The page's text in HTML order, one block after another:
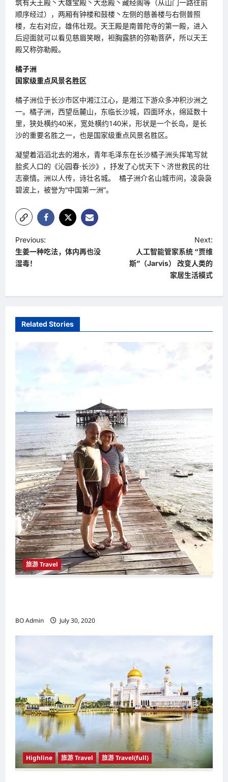
筑有天王殿丶大雄宝殿丶大悲殿丶藏经阁等（从山门一路往前
顺序经过），两厢有钟楼和鼓楼丶左侧的慈善楼与右侧普照
楼，左右对应，雄伟壮观。天王殿是南普陀寺的第一殿，进入
后迎面就可以看见慈眉笑眼，袒胸露脐的弥勒菩萨，所以天王
殿又称弥勒殿。
橘子洲
国家级重点风景名胜区
橘子洲位于长沙市区中湘江江心，是湘江下游众多冲积沙洲之
一。橘子洲，西望岳麓山，东临长沙城，四面环水，绵延数十
里，狭处横约40米，宽处横约140米，形状是一个长岛，是长
沙的重要名胜之一，也是国家级重点风景名胜区。
凝望着滔滔北去的湘水，青年毛泽东在长沙橘子洲头挥笔写就
脍炙人口的《沁园春·长沙》，抒发了心忧天下丶济世救民的壮
志豪情。洲以人传，诗壮名城。 橘子洲介名山城市间，凌袅袅
碧波上，被誉为“中国第一洲”。
P
o
a
v
i
i
o
n
Previous:
生姜一种吃法，体内再也没
湿毒！
Next:
人工智能管家系统 “贾维
斯”（Jarvis） 改变人类的
家居生活模式
Related Stories
旅游 Travel
BO Admin July 30, 2020
Highline 旅游 Travel 旅游 Travel(full)